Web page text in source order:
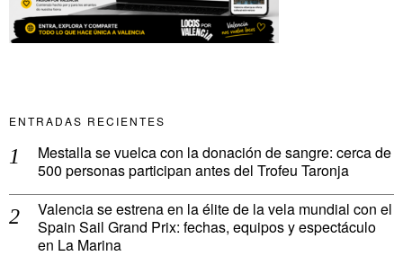
ENTRADAS RECIENTES
Mestalla se vuelca con la donación de sangre: cerca de
500 personas participan antes del Trofeu Taronja
Valencia se estrena en la élite de la vela mundial con el
Spain Sail Grand Prix: fechas, equipos y espectáculo
en La Marina